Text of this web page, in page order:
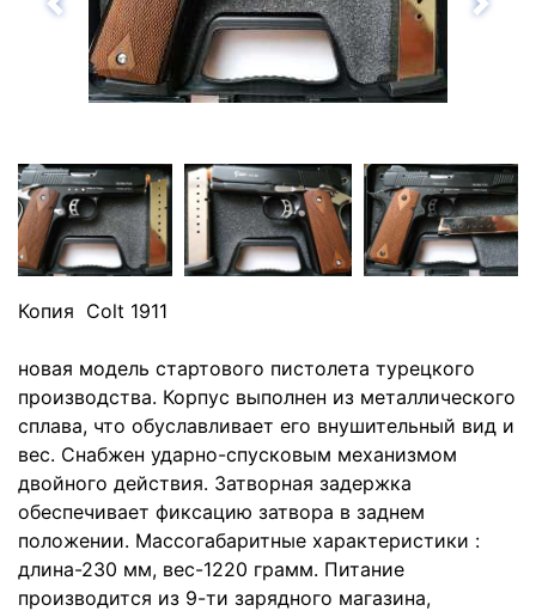
Назад
Копия Colt 1911
новая модель стартового пистолета турецкого
производства. Корпус выполнен из металлического
сплава, что обуславливает его внушительный вид и
вес. Снабжен ударно-спусковым механизмом
двойного действия. Затворная задержка
обеспечивает фиксацию затвора в заднем
положении. Массогабаритные характеристики :
длина-230 мм, вес-1220 грамм. Питание
производится из 9-ти зарядного магазина,